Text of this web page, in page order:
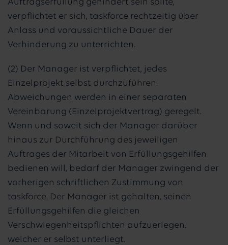
Auftragserfüllung gehindert sein sollte,
verpflichtet er sich, taskforce rechtzeitig über
Anlass und voraussichtliche Dauer der
Verhinderung zu unterrichten.
(2) Der Manager ist verpflichtet, jedes
Einzelprojekt selbst durchzuführen.
Abweichungen werden in einer separaten
Vereinbarung (Einzelprojektvertrag) geregelt.
Wenn und soweit sich der Manager darüber
hinaus zur Durchführung des jeweiligen
Auftrages der Mitarbeit von Erfüllungsgehilfen
bedienen will, bedarf der Manager zwingend der
vorherigen schriftlichen Zustimmung von
taskforce. Der Manager ist gehalten, seinen
Erfüllungsgehilfen die gleichen
Verschwiegenheitspflichten aufzuerlegen,
welcher er selbst unterliegt.